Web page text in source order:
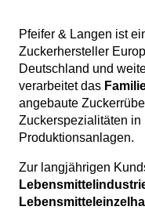
Pfeifer & Langen ist
Zuckerhersteller
Deutschland und
verarbeitet das
angebaute
Zuckerspezialitäten in
Produktionsanlagen.
Zur langjährigen